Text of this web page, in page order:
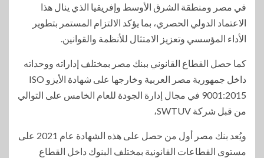
في مصر ومنطقة الشرق الأوسط وإفريقيا الذي ينال هذا
الاعتماد الدولي الحصري، بما يؤكد الالتزام المستمر بتطوير
الأداء المؤسسي وتعزيز الامتثال للأنظمة والقوانين.
كما حصل القطاع القانوني ببنك مصر بمختلف إداراته ووحداته
داخل جمهورية مصر العربية وخارجها على شهادة الأيزو ISO
9001:2015 في مجال إدارة الجودة للعام الخامس على التوالي
من قبل شركة SWTUV،
ويُعد بنك مصر أول من حصل على هذه الشهادة عام 2021 على
مستوى القطاعات القانونية بمختلف البنوك داخل القطاع